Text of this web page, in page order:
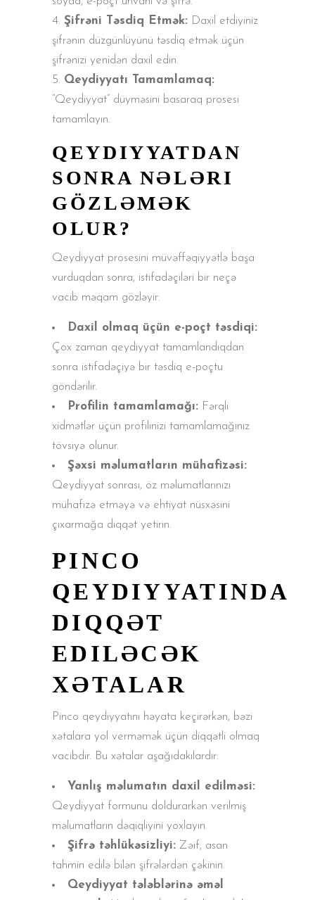
Şifrəni Təsdiq Etmək: Daxil etdiyiniz
şifrənin düzgünlüyünü təsdiq etmək üçün
şifrənizi yenidən daxil edin.
Qeydiyyatı Tamamlamaq:
“Qeydiyyat” düyməsini basaraq prosesi
tamamlayın.
QEYDIYYATDAN
SONRA NƏLƏRI
GÖZLƏMƏK
OLUR?
Qeydiyyat prosesini müvəffəqiyyətlə başa
vurduqdan sonra, istifadəçiləri bir neçə
vacib məqam gözləyir:
Daxil olmaq üçün e-poçt təsdiqi:
Çox zaman qeydiyyat tamamlandıqdan
sonra istifadəçiyə bir təsdiq e-poçtu
göndərilir.
Profilin tamamlamağı: Fərqli
xidmətlər üçün profilinizi tamamlamağınız
tövsiyə olunur.
Şəxsi məlumatların mühafizəsi:
Qeydiyyat sonrası, öz məlumatlarınızı
mühafizə etməyə və ehtiyat nüsxəsini
çıxarmağa diqqət yetirin.
PINCO
QEYDIYYATINDA
DIQQƏT
EDILƏCƏK
XƏTALAR
Pinco qeydiyyatını həyata keçirərkən, bəzi
xətalara yol verməmək üçün diqqətli olmaq
vacibdir. Bu xətalar aşağıdakılardır:
Yanlış məlumatın daxil edilməsi:
Qeydiyyat formunu doldurarkən verilmiş
məlumatların dəqiqliyini yoxlayın.
Şifrə təhlükəsizliyi: Zəif, asan
tahmin edilə bilən şifrələrdən çəkinin.
Qeydiyyat tələblərinə əməl